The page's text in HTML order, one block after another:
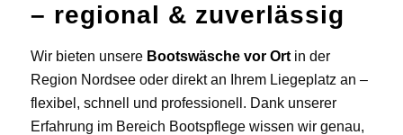
– regional & zuverlässig
Wir bieten unsere Bootswäsche vor Ortin der
Region Nordsee oder direkt an Ihrem Liegeplatz an –
flexibel, schnell und professionell. Dank unserer
Erfahrung im Bereich Bootspflege wissen wir genau,